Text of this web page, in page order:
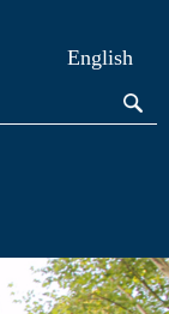
English